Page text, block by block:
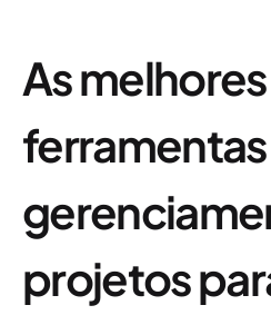
As melhores
projetos